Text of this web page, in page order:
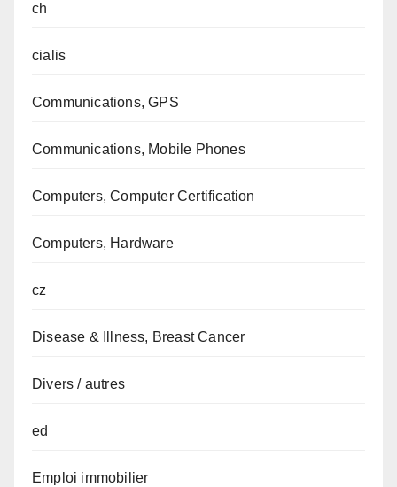
ch
cialis
Communications, GPS
Communications, Mobile Phones
Computers, Computer Certification
Computers, Hardware
cz
Disease & Illness, Breast Cancer
Divers / autres
ed
Emploi immobilier